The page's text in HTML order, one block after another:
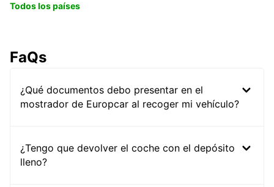
Todos los países
FaQs
¿Qué documentos debo presentar en el
mostrador de Europcar al recoger mi vehículo?
¿Tengo que devolver el coche con el depósito
lleno?